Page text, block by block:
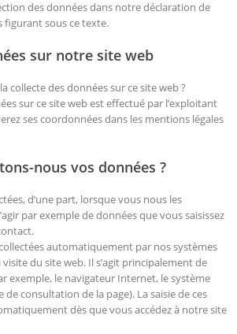
des données dans notre déclaration de
figurant sous ce texte.
sur notre site web
collecte des données sur ce site web ?
sur ce site web est effectué par l’exploitant
ses coordonnées dans les mentions légales
nous vos données ?
d’une part, lorsque vous nous les
par exemple de données que vous saisissez
automatiquement par nos systèmes
du site web. Il s’agit principalement de
exemple, le navigateur Internet, le système
de consultation de la page). La saisie de ces
dès que vous accédez à notre site